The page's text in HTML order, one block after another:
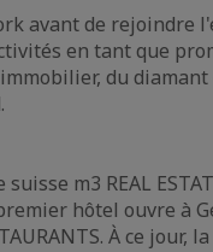
avant de rejoindre
en tant que
du diamant
m3 REAL
hôtel ouvre à
À ce jour,